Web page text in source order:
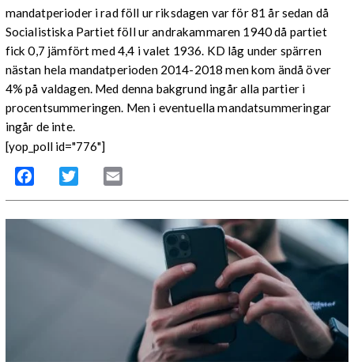
mandatperioder i rad föll ur riksdagen var för 81 år sedan då
Socialistiska Partiet föll ur andrakammaren 1940 då partiet
fick 0,7 jämfört med 4,4 i valet 1936. KD låg under spärren
nästan hela mandatperioden 2014-2018 men kom ändå över
4% på valdagen. Med denna bakgrund ingår alla partier i
procentsummeringen. Men i eventuella mandatsummeringar
ingår de inte.
[yop_poll id="776"]
Facebook Twitter